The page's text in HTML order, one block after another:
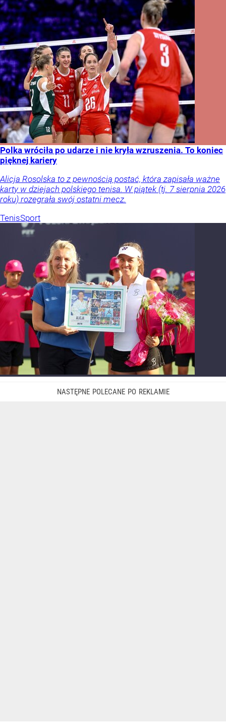
Polka wróciła po udarze i nie kryła wzruszenia. To koniec
pięknej kariery
Alicja Rosolska to z pewnością postać, która zapisała ważne
karty w dziejach polskiego tenisa. W piątek (tj. 7 sierpnia 2026
roku) rozegrała swój ostatni mecz.
TenisSport